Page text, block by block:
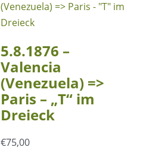
5.8.1876 –
Valencia
(Venezuela) =>
Paris – „T“ im
Dreieck
€75,00